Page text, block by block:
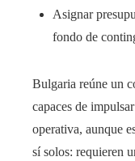
Asignar
fondo de
Bulgaria reúne un
capaces de
operativa, aunque
sí solos: requieren